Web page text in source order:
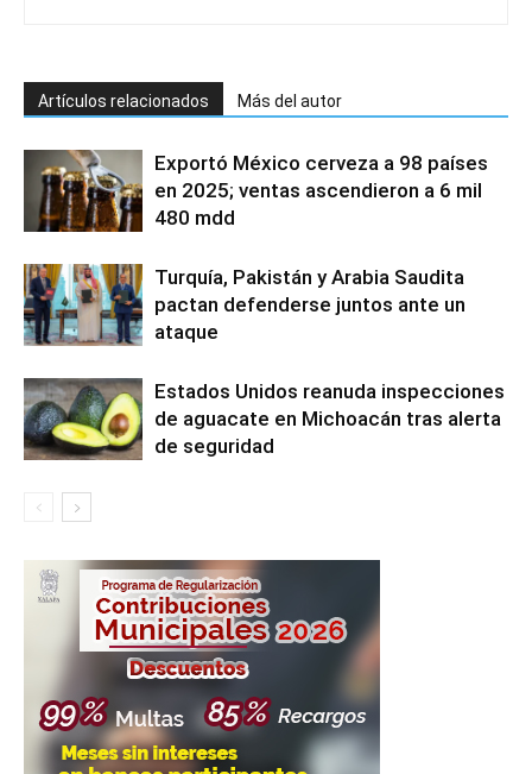
Artículos relacionados Más del autor
Exportó México cerveza a 98 países
en 2025; ventas ascendieron a 6 mil
480 mdd
Turquía, Pakistán y Arabia Saudita
pactan defenderse juntos ante un
ataque
Estados Unidos reanuda inspecciones
de aguacate en Michoacán tras alerta
de seguridad